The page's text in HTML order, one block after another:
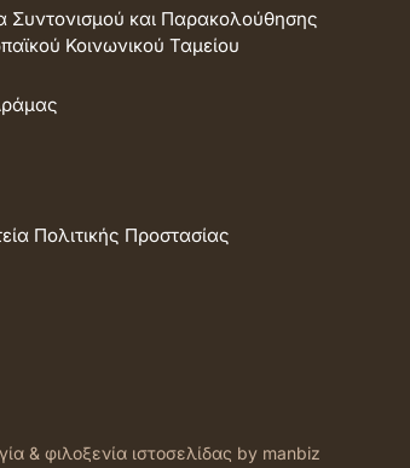
Συντονισμού και Παρακολούθησης
Κοινωνικού Ταμείου
Πολιτικής Προστασίας
& φιλοξενία ιστοσελίδας by manbiz